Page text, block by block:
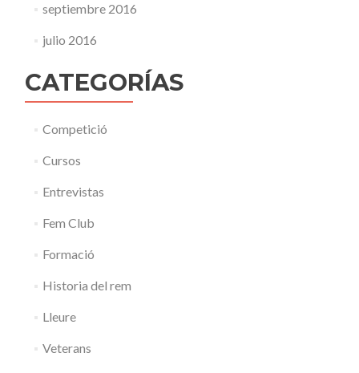
septiembre 2016
julio 2016
CATEGORÍAS
Competició
Cursos
Entrevistas
Fem Club
Formació
Historia del rem
Lleure
Veterans